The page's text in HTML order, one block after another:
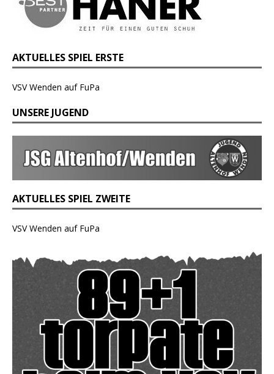
AKTUELLES SPIEL ERSTE
VSV Wenden auf FuPa
UNSERE JUGEND
AKTUELLES SPIEL ZWEITE
VSV Wenden auf FuPa